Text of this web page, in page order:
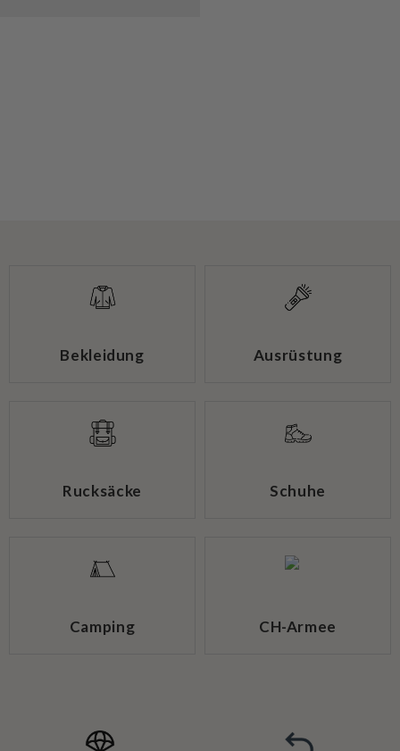
Bekleidung Ausrüstung
Rucksäcke Schuhe
Camping CH-Armee